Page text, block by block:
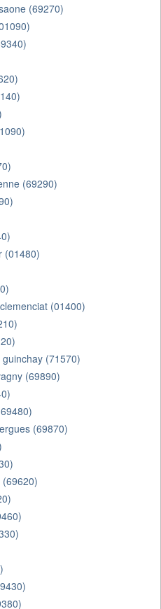
(69270)
(69290)
(01480)
(01400)
(71570)
(69890)
(69870)